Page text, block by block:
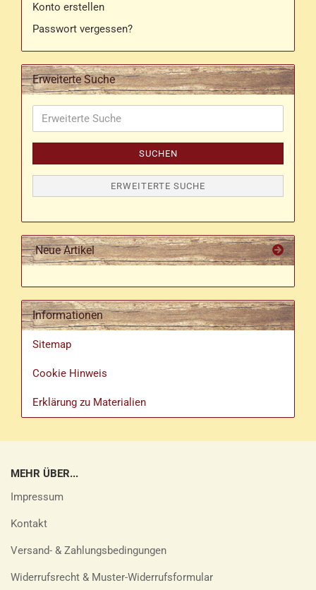
Konto erstellen
Passwort vergessen?
Erweiterte Suche
Erweiterte
Suche
SUCHEN
ERWEITERTE SUCHE
Neue Artikel
Informationen
Sitemap
Cookie Hinweis
Erklärung zu Materialien
MEHR ÜBER...
Impressum
Kontakt
Versand- & Zahlungsbedingungen
Widerrufsrecht & Muster-Widerrufsformular